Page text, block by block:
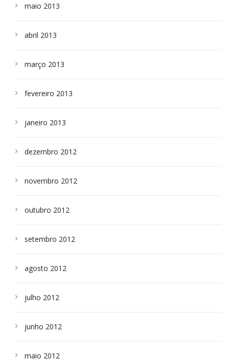
maio 2013
abril 2013
março 2013
fevereiro 2013
janeiro 2013
dezembro 2012
novembro 2012
outubro 2012
setembro 2012
agosto 2012
julho 2012
junho 2012
maio 2012